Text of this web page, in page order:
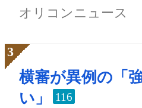
オリコンニュース
横審が異例の「
い」
116